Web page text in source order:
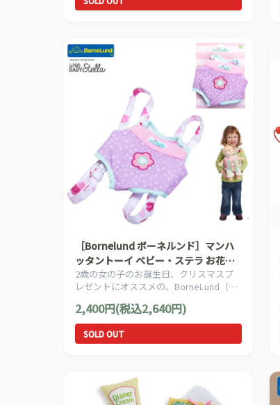
［Bornelund ボーネルンド］マンハ
ッタントーイ ベビー・ステラ お花の
だっこひも
2歳の女の子のお誕生日、クリスマスプ
レゼントにオススメの、BorneLund（ボ
人形ベビー・ステラのお世話人形オプシ
ョンです。
2,400円(税込2,640円)
SOLD OUT